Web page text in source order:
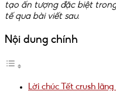
tạo ấn tượng đặc biệt
tế qua bài viết sau.
Nội dung chính
Lời chúc Tết crush